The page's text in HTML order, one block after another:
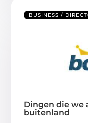
BUSINESS /
Dingen die we
buitenland